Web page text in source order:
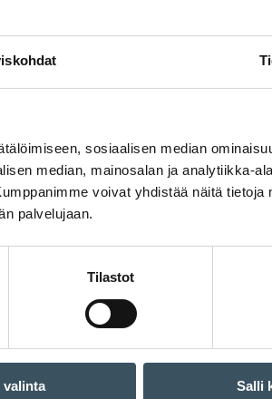
sosiaalisen median
median, mainosalan ja analytiikka-
voivat yhdistää näitä tietoja
palvelujaan.
Tilastot
valinta Salli
uudistaminen helpottaisi